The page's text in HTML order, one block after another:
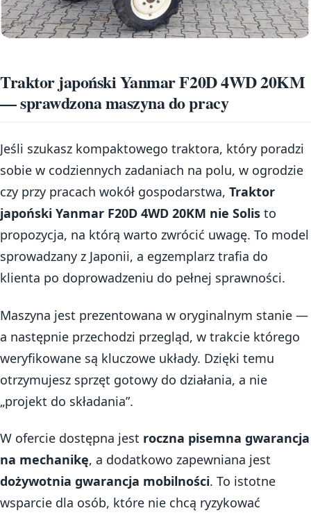
Traktor japoński Yanmar F20D 4WD 20KM
— sprawdzona maszyna do pracy
Jeśli szukasz kompaktowego traktora, który poradzi
sobie w codziennych zadaniach na polu, w ogrodzie
czy przy pracach wokół gospodarstwa, Traktor
japoński Yanmar F20D 4WD 20KM nie Solis to
propozycja, na którą warto zwrócić uwagę. To model
sprowadzany z Japonii, a egzemplarz trafia do
klienta po doprowadzeniu do pełnej sprawności.
Maszyna jest prezentowana w oryginalnym stanie —
a następnie przechodzi przegląd, w trakcie którego
weryfikowane są kluczowe układy. Dzięki temu
otrzymujesz sprzęt gotowy do działania, a nie
„projekt do składania”.
W ofercie dostępna jest roczna pisemna gwarancja
na mechanikę, a dodatkowo zapewniana jest
dożywotnia gwarancja mobilności. To istotne
wsparcie dla osób, które nie chcą ryzykować